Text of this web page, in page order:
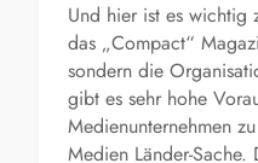
Und hier ist es wichtig
das „Compact“
sondern die
gibt es sehr hohe
Medienunternehmen
Medien Länder-Sache.